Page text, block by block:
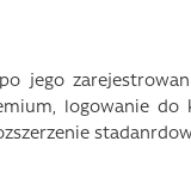
jego
logowanie